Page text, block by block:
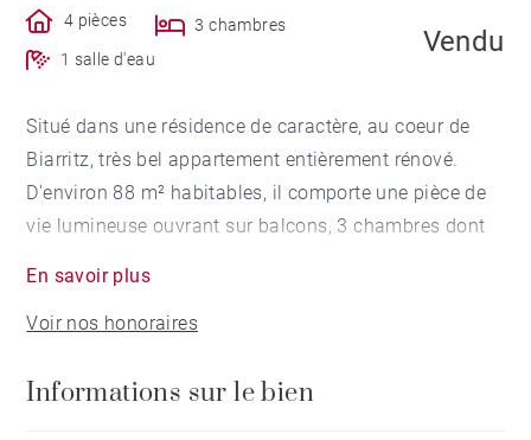
4 pièces
3 chambres
1 salle d'eau
Vendu
Situé dans une résidence de caractère, au coeur de
Biarritz, très bel appartement entièrement rénové.
D'environ 88 m² habitables, il comporte une pièce de
vie lumineuse ouvrant sur balcons, 3 chambres dont
douche et un cellier. Une cave de 2 m² complète ce
bien.
En savoir plus
Voir nos honoraires
Informations sur le bien